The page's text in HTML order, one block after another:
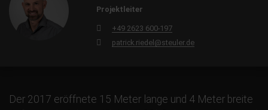
Projektleiter
+49 2623 600-197
patrick.riedel@steuler.de
Der 2017 eröffnete 15 Meter lange und 4 Meter breite